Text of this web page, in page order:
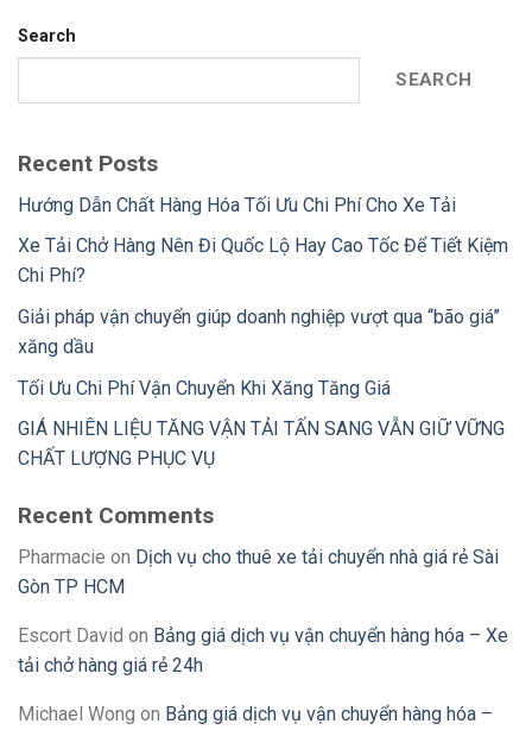
Search
SEARCH
Recent Posts
Hướng Dẫn Chất Hàng Hóa Tối Ưu Chi Phí Cho Xe Tải
Xe Tải Chở Hàng Nên Đi Quốc Lộ Hay Cao Tốc Để Tiết Kiệm
Chi Phí?
Giải pháp vận chuyển giúp doanh nghiệp vượt qua “bão giá”
xăng dầu
Tối Ưu Chi Phí Vận Chuyển Khi Xăng Tăng Giá
GIÁ NHIÊN LIỆU TĂNG VẬN TẢI TẤN SANG VẪN GIỮ VỮNG
CHẤT LƯỢNG PHỤC VỤ
Recent Comments
Pharmacie on Dịch vụ cho thuê xe tải chuyển nhà giá rẻ Sài
Gòn TP HCM
Escort David on Bảng giá dịch vụ vận chuyển hàng hóa – Xe
tải chở hàng giá rẻ 24h
Michael Wong on Bảng giá dịch vụ vận chuyển hàng hóa –